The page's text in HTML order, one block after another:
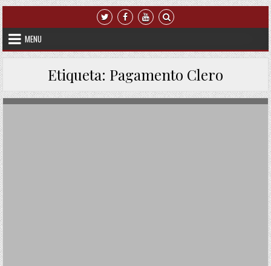
Skip to content
MENU
Etiqueta: Pagamento Clero